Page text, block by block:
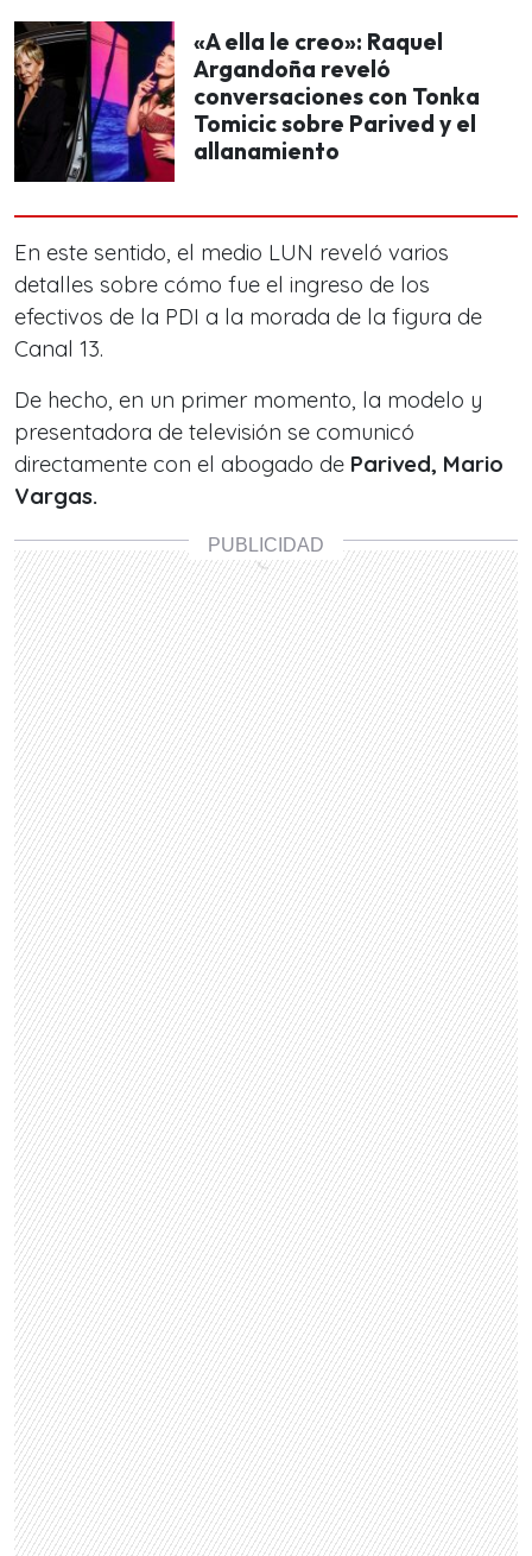
«A ella le creo»: Raquel
Argandoña reveló
conversaciones con Tonka
Tomicic sobre Parived y el
allanamiento
En este sentido, el medio LUN reveló varios
detalles sobre cómo fue el ingreso de los
efectivos de la PDI a la morada de la figura de
Canal 13.
De hecho, en un primer momento, la modelo y
presentadora de televisión se comunicó
directamente con el abogado de Parived, Mario
Vargas.